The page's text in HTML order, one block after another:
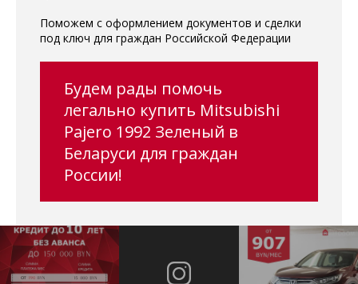
Поможем с оформлением документов и сделки
под ключ для граждан Российской Федерации
Будем рады помочь
легально купить Mitsubishi
Pajero 1992 Зеленый в
Беларуси для граждан
России!